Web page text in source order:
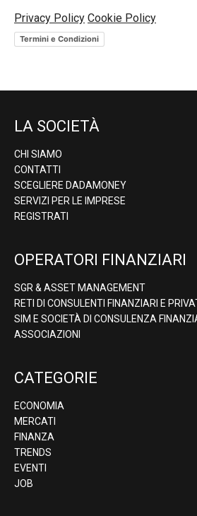
Privacy Policy Cookie Policy
Termini e Condizioni
LA SOCIETÀ
CHI SIAMO
CONTATTI
SCEGLIERE DADAMONEY
SERVIZI PER LE IMPRESE
REGISTRATI
OPERATORI FINANZIARI
SGR & ASSET MANAGEMENT
RETI DI CONSULENTI FINANZIARI E
SIM E SOCIETÀ DI CONSULENZA
ASSOCIAZIONI
CATEGORIE
ECONOMIA
MERCATI
FINANZA
TRENDS
EVENTI
JOB